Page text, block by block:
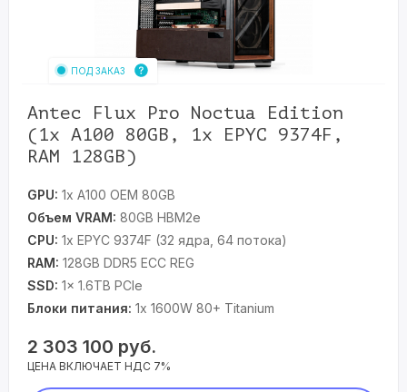
ПОД ЗАКАЗ
Antec Flux Pro Noctua Edition
(1x A100 80GB, 1x EPYC 9374F,
RAM 128GB)
GPU: 1x A100 OEM 80GB
Объем VRAM: 80GB HBM2e
CPU: 1x EPYC 9374F (32 ядра, 64 потока)
RAM: 128GB DDR5 ECC REG
SSD: 1x 1.6TB PCIe
Блоки питания: 1x 1600W 80+ Titanium
2 303 100 руб.
ЦЕНА ВКЛЮЧАЕТ НДС 7%